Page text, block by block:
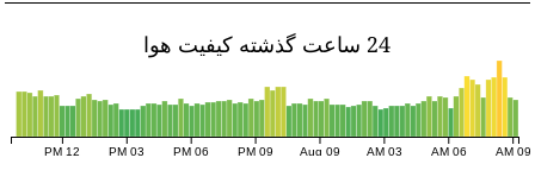
24 ساعت گذشته کیفیت هوا
12 PM 03 PM 06 PM 09 PM Aug 09 03 AM 06 AM 09